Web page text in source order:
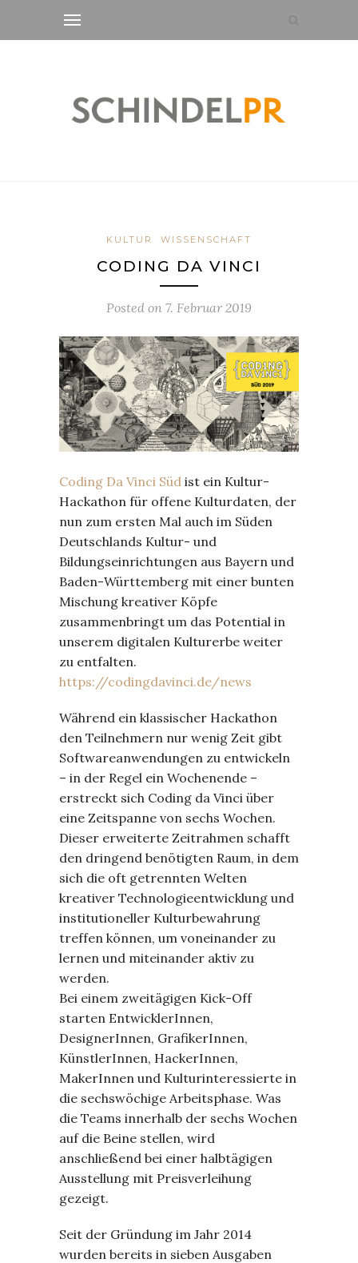
KULTUR WISSENSCHAFT
CODING DA VINCI
Posted on 7. Februar 2019
Coding Da Vinci Süd ist ein Kultur-
Hackathon für offene Kulturdaten, der
nun zum ersten Mal auch im Süden
Deutschlands Kultur- und
Bildungseinrichtungen aus Bayern und
Baden-Württemberg mit einer bunten
Mischung kreativer Köpfe
zusammenbringt um das Potential in
unserem digitalen Kulturerbe weiter
zu entfalten.
https://codingdavinci.de/news
Während ein klassischer Hackathon
den Teilnehmern nur wenig Zeit gibt
Softwareanwendungen zu entwickeln
– in der Regel ein Wochenende –
erstreckt sich Coding da Vinci über
eine Zeitspanne von sechs Wochen.
Dieser erweiterte Zeitrahmen schafft
den dringend benötigten Raum, in dem
sich die oft getrennten Welten
kreativer Technologieentwicklung und
institutioneller Kulturbewahrung
treffen können, um voneinander zu
lernen und miteinander aktiv zu
werden.
Bei einem zweitägigen Kick-Off
starten EntwicklerInnen,
DesignerInnen, GrafikerInnen,
KünstlerInnen, HackerInnen,
MakerInnen und Kulturinteressierte in
die sechswöchige Arbeitsphase. Was
die Teams innerhalb der sechs Wochen
auf die Beine stellen, wird
anschließend bei einer halbtägigen
Ausstellung mit Preisverleihung
gezeigt.
Seit der Gründung im Jahr 2014
wurden bereits in sieben Ausgaben